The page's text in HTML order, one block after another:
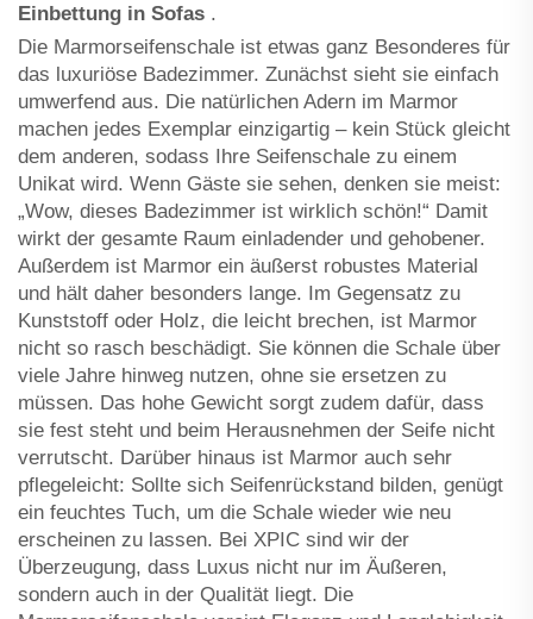
Einbettung in Sofas .
Die Marmorseifenschale ist etwas ganz Besonderes für
das luxuriöse Badezimmer. Zunächst sieht sie einfach
umwerfend aus. Die natürlichen Adern im Marmor
machen jedes Exemplar einzigartig – kein Stück gleicht
dem anderen, sodass Ihre Seifenschale zu einem
Unikat wird. Wenn Gäste sie sehen, denken sie meist:
„Wow, dieses Badezimmer ist wirklich schön!“ Damit
wirkt der gesamte Raum einladender und gehobener.
Außerdem ist Marmor ein äußerst robustes Material
und hält daher besonders lange. Im Gegensatz zu
Kunststoff oder Holz, die leicht brechen, ist Marmor
nicht so rasch beschädigt. Sie können die Schale über
viele Jahre hinweg nutzen, ohne sie ersetzen zu
müssen. Das hohe Gewicht sorgt zudem dafür, dass
sie fest steht und beim Herausnehmen der Seife nicht
verrutscht. Darüber hinaus ist Marmor auch sehr
pflegeleicht: Sollte sich Seifenrückstand bilden, genügt
ein feuchtes Tuch, um die Schale wieder wie neu
erscheinen zu lassen. Bei XPIC sind wir der
Überzeugung, dass Luxus nicht nur im Äußeren,
sondern auch in der Qualität liegt. Die